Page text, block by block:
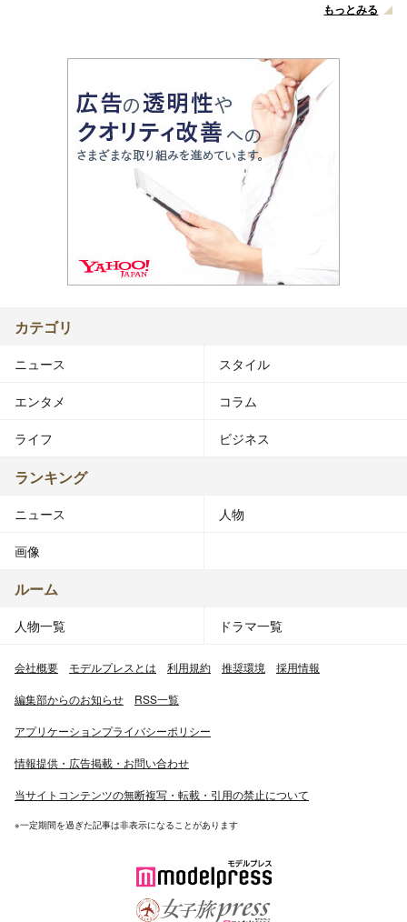
もっとみる
カテゴリ
ニュース スタイル
エンタメ コラム
ライフ ビジネス
ランキング
ニュース 人物
画像
ルーム
人物一覧 ドラマ一覧
会社概要 モデルプレスとは 利用規約 推奨環境 採用情報
編集部からのお知らせ RSS一覧
アプリケーションプライバシーポリシー
情報提供・広告掲載・お問い合わせ
当サイトコンテンツの無断複写・転載・引用の禁止について
※一定期間を過ぎた記事は非表示になることがあります